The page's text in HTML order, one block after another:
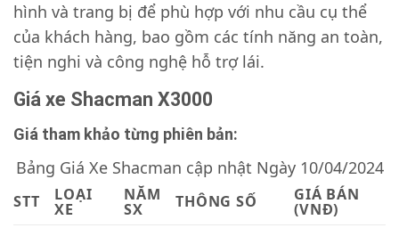
hình và trang bị để phù hợp với nhu cầu cụ thể
của khách hàng, bao gồm các tính năng an toàn,
tiện nghi và công nghệ hỗ trợ lái.
Giá xe Shacman X3000
Giá tham khảo từng phiên bản:
Bảng Giá Xe Shacman cập nhật Ngày 10/04/2024
STT LOẠI
XE
NĂM
SX THÔNG SỐ GIÁ BÁN
(VNĐ)